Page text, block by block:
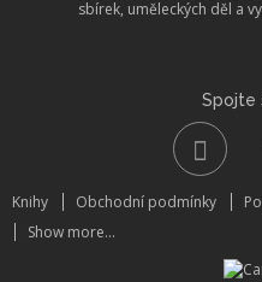
sbírek, uměleckých děl a
Spojte
Knihy Obchodní podmínky
Show more...